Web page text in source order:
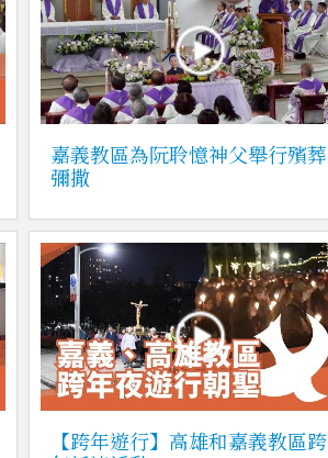
嘉義教區為阮聆憶神父舉行殯葬
彌撒
【跨年遊行】高雄和嘉義教區跨